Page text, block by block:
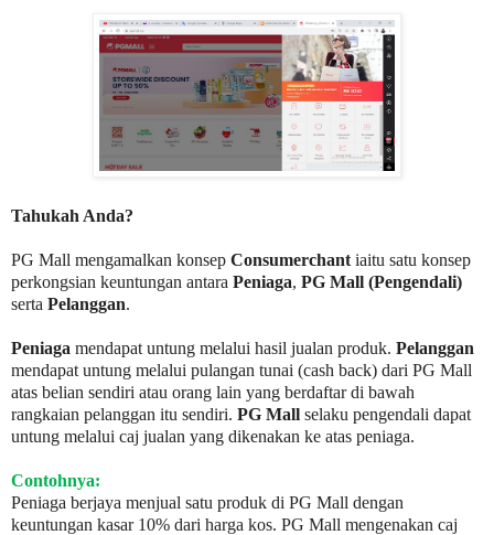
Tahukah Anda?
PG Mall mengamalkan konsep Consumerchant iaitu satu konsep
perkongsian keuntungan antara Peniaga, PG Mall (Pengendali)
serta Pelanggan.
Peniaga mendapat untung melalui hasil jualan produk. Pelanggan
mendapat untung melalui pulangan tunai (cash back) dari PG Mall
atas belian sendiri atau orang lain yang berdaftar di bawah
rangkaian pelanggan itu sendiri. PG Mall selaku pengendali dapat
untung melalui caj jualan yang dikenakan ke atas peniaga.
Contohnya:
Peniaga berjaya menjual satu produk di PG Mall dengan
keuntungan kasar 10% dari harga kos. PG Mall mengenakan caj